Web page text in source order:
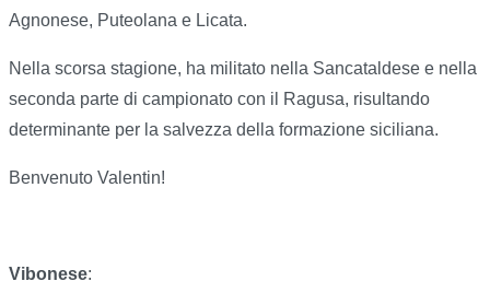
Agnonese, Puteolana e Licata.
Nella scorsa stagione, ha militato nella Sancataldese e nella
seconda parte di campionato con il Ragusa, risultando
determinante per la salvezza della formazione siciliana.
Benvenuto Valentin!
Vibonese: